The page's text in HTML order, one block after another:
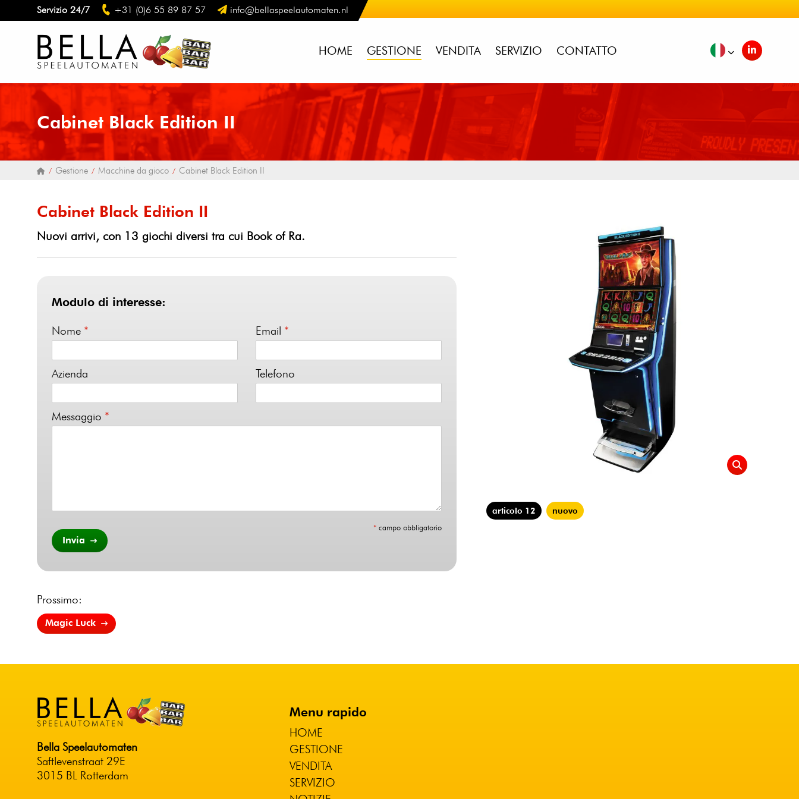
Servizio 24/7 +31 (0)6 55 89 87 57 info@bellaspeelautomaten.nl
HOME GESTIONE VENDITA SERVIZIO CONTATTO
Cabinet Black Edition II
Gestione Macchine da gioco Cabinet Black Edition II
Cabinet Black Edition II
Nuovi arrivi, con 13 giochi diversi tra cui Book of Ra.
Modulo di interesse:
Nome * Email *
Azienda Telefono
Messaggio *
* campo obbligatorio
Invia
Prossimo:
Magic Luck
articolo 12 nuovo
Bella Speelautomaten
Saftlevenstraat 29E
3015 BL Rotterdam
Menu rapido
HOME
GESTIONE
VENDITA
SERVIZIO